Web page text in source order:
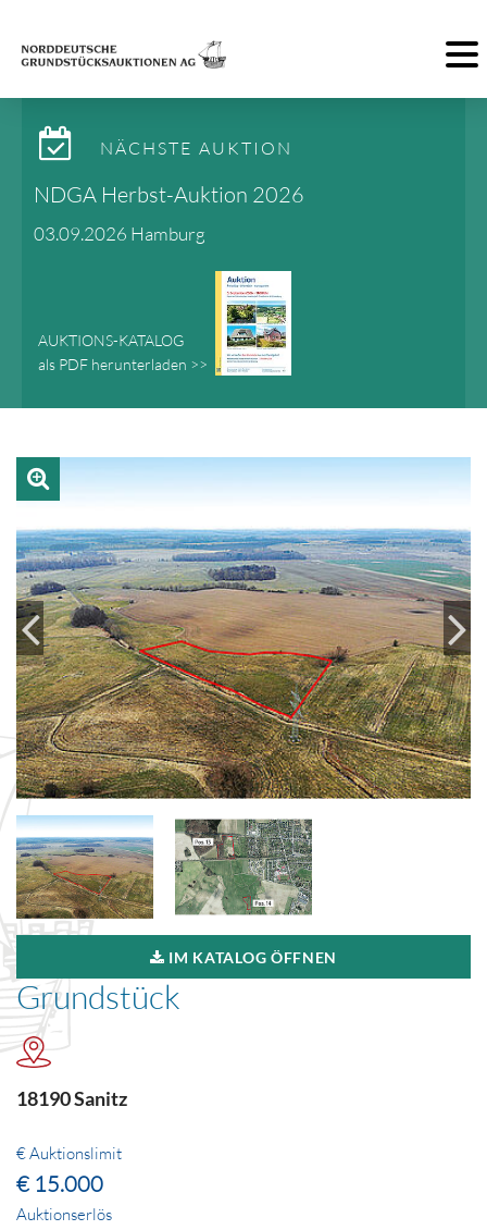
NÄCHSTE AUKTION
NDGA Herbst-Auktion 2026
03.09.2026 Hamburg
AUKTIONS-KATALOG
als PDF herunterladen >>
IM KATALOG ÖFFNEN
Grundstück
18190 Sanitz
€ Auktionslimit
€ 15.000
Auktionserlös